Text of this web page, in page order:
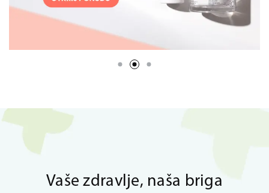
Vaše zdravlje, naša briga